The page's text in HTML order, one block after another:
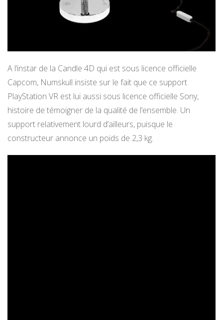
A l’instar de la Candle 4D qui est sous licence officielle
Capcom, Numskull insiste sur le fait que ce support
PlayStation VR est lui aussi sous licence officielle Sony,
histoire de témoigner de la qualité de l’ensemble. Un
support relativement lourd d’ailleurs, puisque le
constructeur annonce un poids de 2,3 kg.